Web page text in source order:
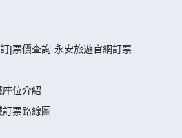
|票價查詢-永安旅遊官網訂票
座位介紹
訂票路線圖